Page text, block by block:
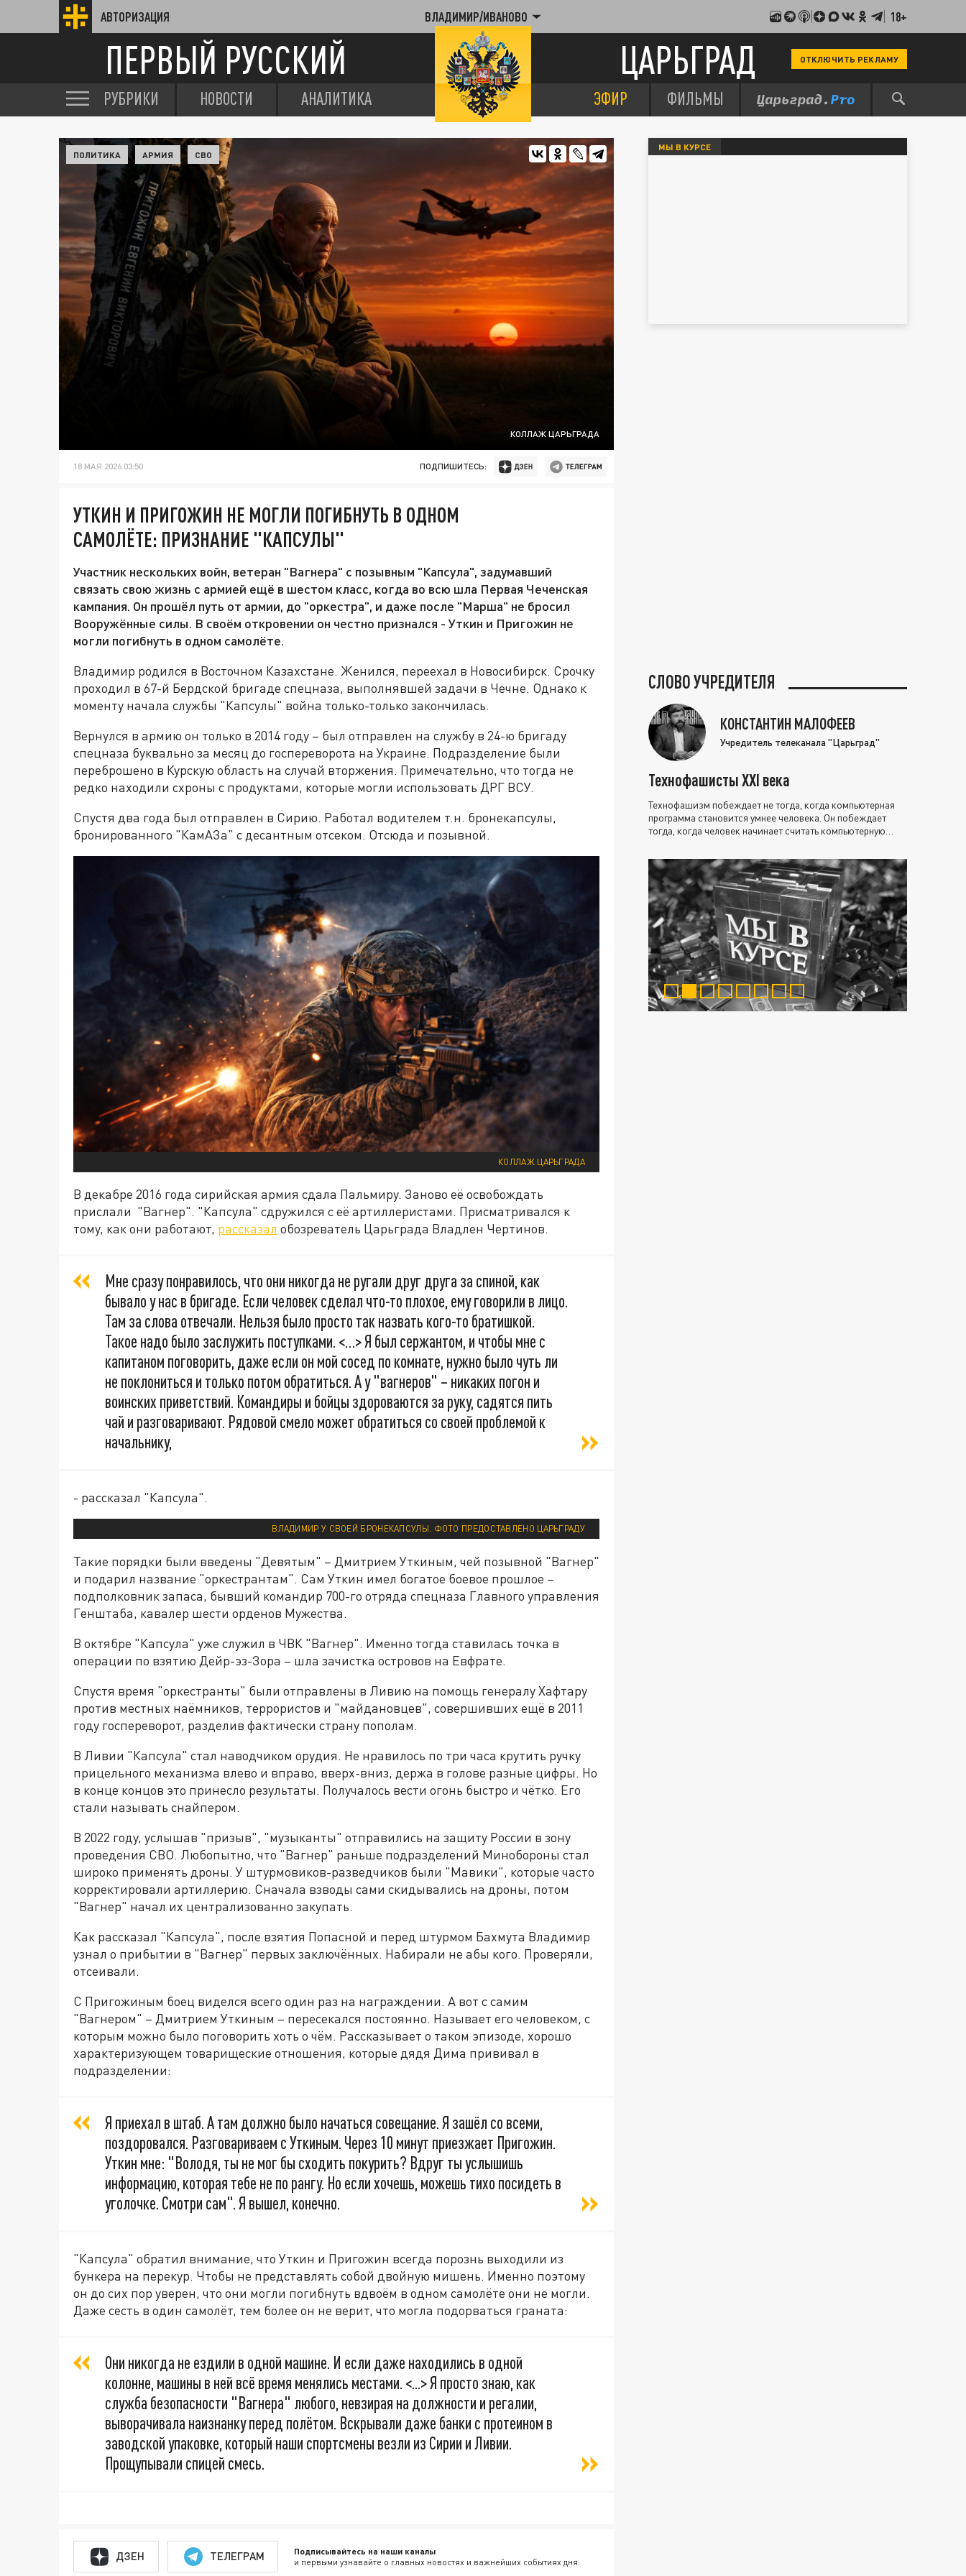
АВТОРИЗАЦИЯ ВЛАДИМИР/ИВАНОВО 18+
ПЕРВЫЙ РУССКИЙ ЦАРЬГРАД ОТКЛЮЧИТЬ РЕКЛАМУ
РУБРИКИ НОВОСТИ АНАЛИТИКА ЭФИР ФИЛЬМЫ
КОЛЛАЖ ЦАРЬГРАДА
ПОЛИТИКА АРМИЯ СВО
18 МАЯ 2026 03:50 ПОДПИШИТЕСЬ:
УТКИН И ПРИГОЖИН НЕ МОГЛИ ПОГИБНУТЬ В ОДНОМ
САМОЛЁТЕ: ПРИЗНАНИЕ "КАПСУЛЫ"
Участник нескольких войн, ветеран "Вагнера" с позывным "Капсула", задумавший
связать свою жизнь с армией ещё в шестом класс, когда во всю шла Первая Чеченская
кампания. Он прошёл путь от армии, до "оркестра", и даже после "Марша" не бросил
Вооружённые силы. В своём откровении он честно признался - Уткин и Пригожин не
могли погибнуть в одном самолёте.
Владимир родился в Восточном Казахстане. Женился, переехал в Новосибирск. Срочку
проходил в 67-й Бердской бригаде спецназа, выполнявшей задачи в Чечне. Однако к
моменту начала службы "Капсулы" война только-только закончилась.
Вернулся в армию он только в 2014 году – был отправлен на службу в 24-ю бригаду
спецназа буквально за месяц до госпереворота на Украине. Подразделение были
переброшено в Курскую область на случай вторжения. Примечательно, что тогда не
редко находили схроны с продуктами, которые могли использовать ДРГ ВСУ.
Спустя два года был отправлен в Сирию. Работал водителем т.н. бронекапсулы,
бронированного "КамАЗа" с десантным отсеком. Отсюда и позывной.
КОЛЛАЖ ЦАРЬГРАДА
В декабре 2016 года сирийская армия сдала Пальмиру. Заново её освобождать
прислали "Вагнер". "Капсула" сдружился с её артиллеристами. Присматривался к
тому, как они работают, рассказал обозреватель Царьграда Владлен Чертинов.
Мне сразу понравилось, что они никогда не ругали друг друга за спиной, как
бывало у нас в бригаде. Если человек сделал что-то плохое, ему говорили в лицо.
Там за слова отвечали. Нельзя было просто так назвать кого-то братишкой.
Такое надо было заслужить поступками. <…> Я был сержантом, и чтобы мне с
капитаном поговорить, даже если он мой сосед по комнате, нужно было чуть ли
не поклониться и только потом обратиться. А у "вагнеров" – никаких погон и
воинских приветствий. Командиры и бойцы здороваются за руку, садятся пить
чай и разговаривают. Рядовой смело может обратиться со своей проблемой к
начальнику,
- рассказал "Капсула".
ВЛАДИМИР У СВОЕЙ БРОНЕКАПСУЛЫ. ФОТО ПРЕДОСТАВЛЕНО ЦАРЬГРАДУ
Такие порядки были введены "Девятым" – Дмитрием Уткиным, чей позывной "Вагнер"
и подарил название "оркестрантам". Сам Уткин имел богатое боевое прошлое –
подполковник запаса, бывший командир 700-го отряда спецназа Главного управления
Генштаба, кавалер шести орденов Мужества.
В октябре "Капсула" уже служил в ЧВК "Вагнер". Именно тогда ставилась точка в
операции по взятию Дейр-эз-Зора – шла зачистка островов на Евфрате.
Спустя время "оркестранты" были отправлены в Ливию на помощь генералу Хафтару
против местных наёмников, террористов и "майдановцев", совершивших ещё в 2011
году госпереворот, разделив фактически страну пополам.
В Ливии "Капсула" стал наводчиком орудия. Не нравилось по три часа крутить ручку
прицельного механизма влево и вправо, вверх-вниз, держа в голове разные цифры. Но
в конце концов это принесло результаты. Получалось вести огонь быстро и чётко. Его
стали называть снайпером.
В 2022 году, услышав "призыв", "музыканты" отправились на защиту России в зону
проведения СВО. Любопытно, что "Вагнер" раньше подразделений Минобороны стал
широко применять дроны. У штурмовиков-разведчиков были "Мавики", которые часто
корректировали артиллерию. Сначала взводы сами скидывались на дроны, потом
"Вагнер" начал их централизованно закупать.
Как рассказал "Капсула", после взятия Попасной и перед штурмом Бахмута Владимир
узнал о прибытии в "Вагнер" первых заключённых. Набирали не абы кого. Проверяли,
отсеивали.
С Пригожиным боец виделся всего один раз на награждении. А вот с самим
"Вагнером" – Дмитрием Уткиным – пересекался постоянно. Называет его человеком, с
которым можно было поговорить хоть о чём. Рассказывает о таком эпизоде, хорошо
характеризующем товарищеские отношения, которые дядя Дима прививал в
подразделении:
Я приехал в штаб. А там должно было начаться совещание. Я зашёл со всеми,
поздоровался. Разговариваем с Уткиным. Через 10 минут приезжает Пригожин.
Уткин мне: "Володя, ты не мог бы сходить покурить? Вдруг ты услышишь
информацию, которая тебе не по рангу. Но если хочешь, можешь тихо посидеть в
уголочке. Смотри сам". Я вышел, конечно.
"Капсула" обратил внимание, что Уткин и Пригожин всегда порознь выходили из
бункера на перекур. Чтобы не представлять собой двойную мишень. Именно поэтому
он до сих пор уверен, что они могли погибнуть вдвоём в одном самолёте они не могли.
Даже сесть в один самолёт, тем более он не верит, что могла подорваться граната:
Они никогда не ездили в одной машине. И если даже находились в одной
колонне, машины в ней всё время менялись местами. <...> Я просто знаю, как
служба безопасности "Вагнера" любого, невзирая на должности и регалии,
выворачивала наизнанку перед полётом. Вскрывали даже банки с протеином в
заводской упаковке, который наши спортсмены везли из Сирии и Ливии.
Прощупывали спицей смесь.
ДЗЕН ТЕЛЕГРАМ Подписывайтесь на наши каналы
и первыми узнавайте о главных новостях и важнейших событиях дня.
МЫ В КУРСЕ
СЛОВО УЧРЕДИТЕЛЯ
КОНСТАНТИН МАЛОФЕЕВ
Учредитель телеканала "Царьград"
Технофашисты XXI века
Технофашизм побеждает не тогда, когда компьютерная
программа становится умнее человека. Он побеждает
тогда, когда человек начинает считать компьютерную